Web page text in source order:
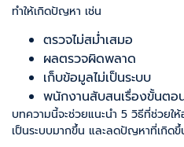
ทำให้เกิดปัญหา เช่น
ตรวจไม่สม่ำเสมอ
ผลตรวจผิดพลาด
เก็บข้อมูลไม่เป็นระบบ
พนักงานสับสนเรื่องขั้นตอ
บทความนี้จะช่วยแนะนำ 5 วิธีที่ช่วยใ
เป็นระบบมากขึ้น และลดปัญหาที่เกิดขึ้